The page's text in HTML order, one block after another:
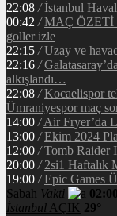
22:08 / İstanbul
00:42 / MAÇ ÖZETİ
goller izle
22:15 / Uzay ve
22:16 /
alkışlandı…
22:08 / Kocaelispor
Ümraniyespor maç
14:00 / Air Fryer’da
13:00 / Ekim 2024
12:00 / Tomb Raider
20:00 / 2si1 Haftalık
19:00 / Epic Games
Sabah Vakti
02:00
İstanbul AÇIK 29°